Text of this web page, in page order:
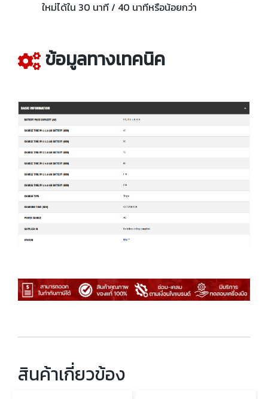
ใหม่ได้ใน 30 นาที / 40 นาทีหรือน้อยกว่า
ข้อมูลทางเทคนิค
สินค้าเกี่ยวข้อง